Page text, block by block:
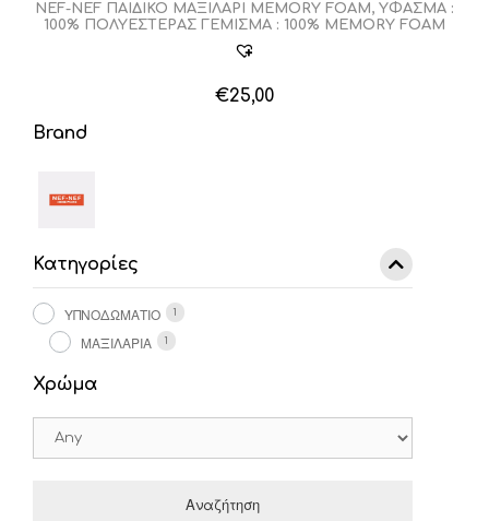
NEF-NEF ΠΑΙΔΙΚΟ ΜΑΞΙΛΑΡΙ MEMORY FOAM, ΥΦΑΣΜΑ :
100% ΠΟΛΥΕΣΤΕΡΑΣ ΓΕΜΙΣΜΑ : 100% MEMORY FOAM
€25,00
μπορούν
Brand
Κατηγορίες
ΥΠΝΟΔΩΜΑΤΙΟ 1
ΜΑΞΙΛΑΡΙΑ 1
Χρώμα
Αναζήτηση